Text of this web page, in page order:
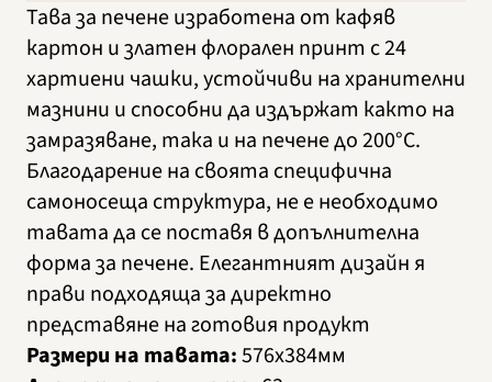
Тава за печене изработена от кафяв
картон и златен флорален принт с 24
хартиени чашки, устойчиви на хранителни
мазнини и способни да издържат както на
замразяване, така и на печене до 200°C.
Благодарение на своята специфична
самоносеща структура, не е необходимо
тавата да се поставя в допълнителна
форма за печене. Елегантният дизайн я
прави подходяща за директно
представяне на готовия продукт
Размери на тавата:576х384мм